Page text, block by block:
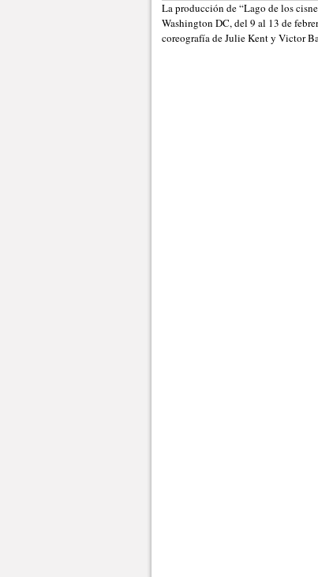
La producción de “Lago de los
Washington DC, del 9 al 13 de
coreografía de Julie Kent y Victor